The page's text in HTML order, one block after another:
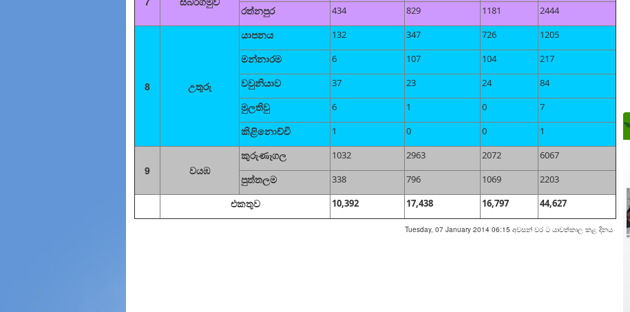
රත්නපුර 434 829 1181 2444
8 උතුරු
යාපනය 132 347 726 1205
මන්නාරම 6 107 104 217
වවුනියාව 37 23 24 84
මුලතිවු 6 1 0 7
කිළිනොච්චි 1 0 0 1
9 වයඹ
කුරුණෑගල 1032 2963 2072 6067
පුත්තලම 338 796 1069 2203
එකතුව 10,392 17,438 16,797 44,627
Tuesday, 07 January 2014 06:15 අවසන් වර ට යාවත්කාල කළ දිනය